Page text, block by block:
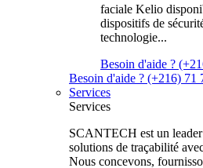
faciale Kelio
dispositifs de
technologie...
Besoin d'aide ?
Besoin d'aide ? (+216) 71
Services
Services
SCANTECH est un
solutions de traçabilité
Nous concevons,